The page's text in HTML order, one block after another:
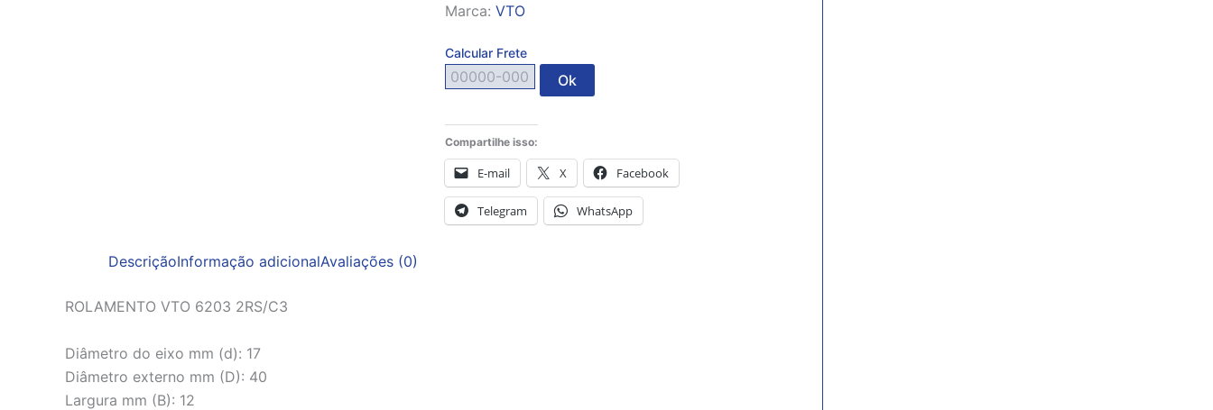
Marca: VTO
Calcular Frete
Ok
Compartilhe isso:
E-mail X Facebook
Telegram WhatsApp
DescriçãoInformação adicionalAvaliações (0)
ROLAMENTO VTO 6203 2RS/C3
Diâmetro do eixo mm (d): 17
Diâmetro externo mm (D): 40
Largura mm (B): 12